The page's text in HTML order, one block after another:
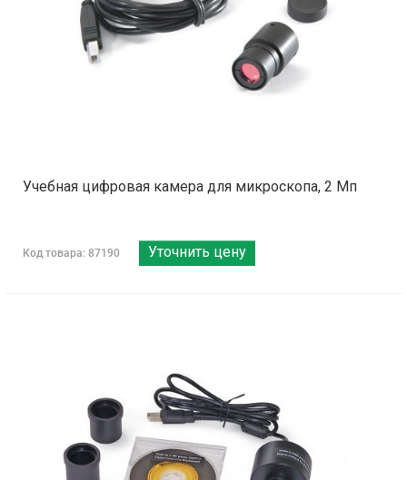
Учебная цифровая камера для микроскопа, 2 Мп
Код товара: 87190 Уточнить цену